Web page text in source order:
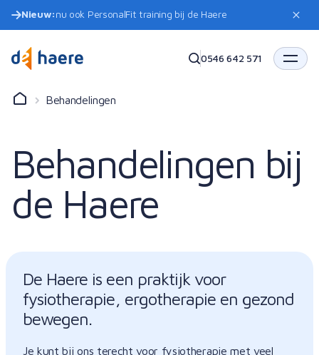
Nieuw:nu ook PersonalFit training bij de Haere
0546 642 571
Behandelingen
Behandelingen bij
de Haere
De Haere is een praktijk voor
fysiotherapie, ergotherapie en gezond
bewegen.
Je kunt bij ons terecht voor fysiotherapie met veel